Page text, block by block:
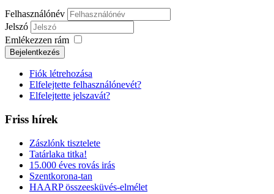
Felhasználónév
Jelszó
Emlékezzen rám
Fiók létrehozása
Elfelejtette felhasználónevét?
Elfelejtette jelszavát?
Friss hírek
Zászlónk tisztelete
Tatárlaka titka!
15.000 éves rovás irás
Szentkorona-tan
HAARP összeesküvés-elmélet